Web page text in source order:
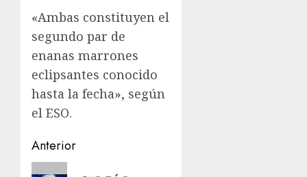
«Ambas constituyen el
segundo par de
enanas marrones
eclipsantes conocido
hasta la fecha», según
el ESO.
Navegación
de
Anterior
Entrada